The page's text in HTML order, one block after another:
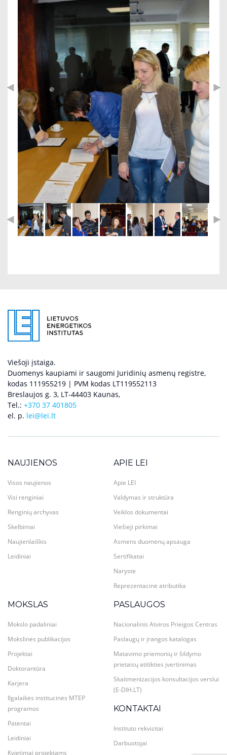
Viešoji įstaiga.
Duomenys kaupiami ir saugomi Juridinių asmenų registre,
kodas 111955219 | PVM kodas LT119552113
Breslaujos g. 3, LT-44403 Kaunas,
Tel.: +370 37 401805
el. p. lei@lei.lt
NAUJIENOS
Visos naujienos
Visi renginiai
Renginių archyvas
Skelbimai
Naujienlaiškis
Leidiniai
APIE LEI
Apie LEI
Valdymas ir struktūra
Veiklos dokumentai
Viešieji pirkimai
Asmens duomenų apsauga
Sertifikatai
Narystė
Reprezentacinė atributika
MOKSLAS
Mokslo padaliniai
Mokslinės publikacijos
Projektai
Doktorantūra
Karjera
Ilgalaikės institucinės MTEP
programos
Patentai
Leidiniai
Kvietimai projektams
PASLAUGOS
Nacionalinis Atviros Prieigos Centras
Paslaugų ir įrangos katalogas
Matavimo priemonių ir šildymo
prietaisų atitikties įvertinimas
Skaitmenizacijos konsultacijos verslui
(E-DIH.LT)
KONTAKTAI
Instituto rekvizitai
Darbuotojai